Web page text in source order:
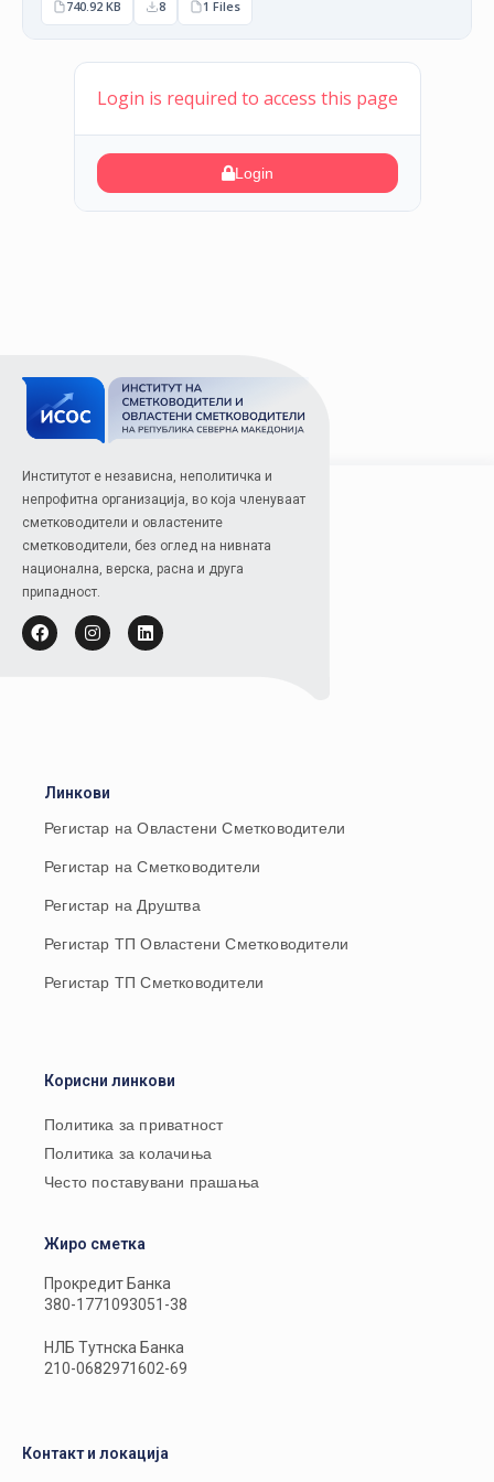
740.92 KB 8 1 Files
Login is required to access this page
Login
Институтот е независна, неполитичка и
непрофитна организација, во која членуваат
сметководители и овластените
сметководители, без оглед на нивната
национална, верска, расна и друга
припадност.
Линкови
Регистар на Овластени Сметководители
Регистар на Сметководители
Регистар на Друштва
Регистар ТП Овластени Сметководители
Регистар ТП Сметководители
Корисни линкови
Политика за приватност
Политика за колачиња
Често поставувани прашања
Жиро сметка
Прокредит Банка
380-1771093051-38
НЛБ Тутнска Банка
210-0682971602-69
Контакт и локација